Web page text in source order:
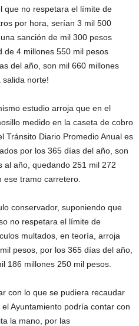
que no respetara el límite de
por hora, serían 3 mil 500
sanción de mil 300 pesos
de 4 millones 550 mil pesos
del año, son mil 660 millones
salida norte!
estudio arroja que en el
medido en la caseta de cobro
Tránsito Diario Promedio Anual es
por los 365 días del año, son
al año, quedando 251 mil 272
tramo carretero.
conservador, suponiendo que
no respetara el límite de
multados, en teoría, arroja
pesos, por los 365 días del año,
186 millones 250 mil pesos.
con lo que se pudiera recaudar
Ayuntamiento podría contar con
la mano, por las